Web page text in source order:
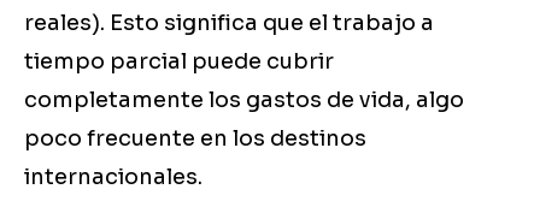
reales). Esto significa que el trabajo a
tiempo parcial puede cubrir
completamente los gastos de vida, algo
poco frecuente en los destinos
internacionales.